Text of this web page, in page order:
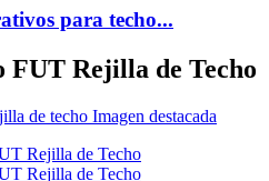
para techo...
FUT Rejilla de Techo